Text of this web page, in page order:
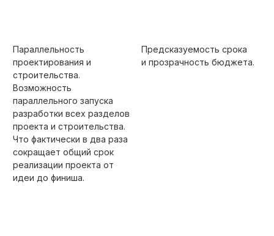
Параллельность
проектирования и
строительства.
Возможность
параллельного запуска
разработки всех разделов
проекта и строительства.
Что фактически в два раза
сокращает общий срок
реализации проекта от
идеи до финиша.
Предсказуемость срока
и прозрачность бюджета.